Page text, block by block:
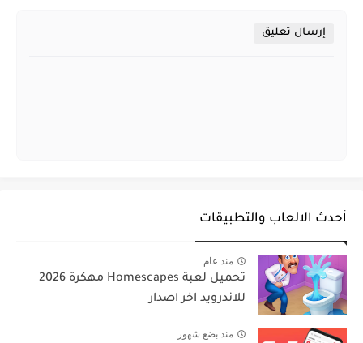
إرسال تعليق
أحدث الالعاب والتطبيقات
منذ عام
تحميل لعبة Homescapes مهكرة 2026
للاندرويد اخر اصدار
منذ بضع شهور